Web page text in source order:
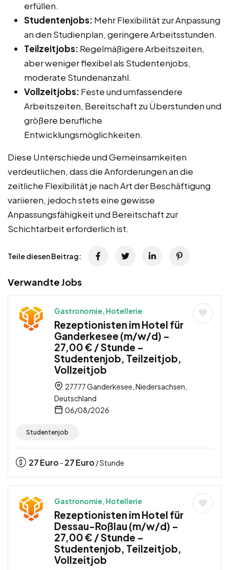
erfüllen.
Studentenjobs: Mehr Flexibilität zur Anpassung
an den Studienplan, geringere Arbeitsstunden.
Teilzeitjobs: Regelmäßigere Arbeitszeiten,
aber weniger flexibel als Studentenjobs,
moderate Stundenanzahl.
Vollzeitjobs: Feste und umfassendere
Arbeitszeiten, Bereitschaft zu Überstunden und
größere berufliche
Entwicklungsmöglichkeiten.
Diese Unterschiede und Gemeinsamkeiten
verdeutlichen, dass die Anforderungen an die
zeitliche Flexibilität je nach Art der Beschäftigung
variieren, jedoch stets eine gewisse
Anpassungsfähigkeit und Bereitschaft zur
Schichtarbeit erforderlich ist.
Teile diesen Beitrag:
Verwandte Jobs
Gastronomie, Hotellerie
Rezeptionisten im Hotel für
Ganderkesee (m/w/d) –
27,00 € / Stunde –
Studentenjob, Teilzeitjob,
Vollzeitjob
27777 Ganderkesee, Niedersachsen,
Deutschland
06/08/2026
Studentenjob
27Euro - 27Euro / Stunde
Gastronomie, Hotellerie
Rezeptionisten im Hotel für
Dessau-Roßlau (m/w/d) –
27,00 € / Stunde –
Studentenjob, Teilzeitjob,
Vollzeitjob